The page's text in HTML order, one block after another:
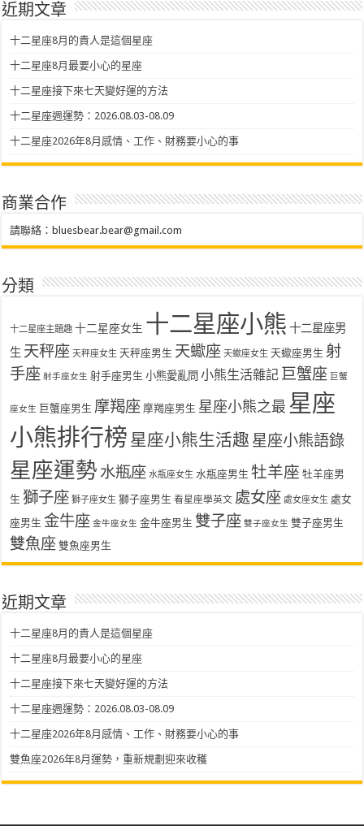
近期文章
十二星座8月的貴人是這個星座
十二星座8月最要小心的星座
十二星座接下來七天變好運的方法
十二星座週運勢：2026.08.03-08.09
十二星座2026年8月感情、工作、財務要小心的事
商業合作
請聯絡： bluesbear.bear@gmail.com
分類
十二星座主題趣 十二星座女生 十二星座小熊 十二星座男
生 天秤座 天秤座女生 天秤座男生 天蠍座 天蠍座女生 天蠍座男生 射
手座 射手座女生 射手座男生 小熊愛亂問 小熊生活雜記 巨蟹座 巨蟹
座女生 巨蟹座男生 摩羯座 摩羯座男生 星座小熊之最 星座
小熊排行榜 星座小熊生活趣 星座小熊語錄
星座運勢 水瓶座 水瓶座女生 水瓶座男生 牡羊座 牡羊座男
生 獅子座 獅子座女生 獅子座男生 看星座學英文 處女座 處女座女生 處女
座男生 金牛座 金牛座女生 金牛座男生 雙子座 雙子座女生 雙子座男生
雙魚座 雙魚座男生
近期文章
十二星座8月的貴人是這個星座
十二星座8月最要小心的星座
十二星座接下來七天變好運的方法
十二星座週運勢：2026.08.03-08.09
十二星座2026年8月感情、工作、財務要小心的事
雙魚座2026年8月運勢，重新規劃迎來收穫